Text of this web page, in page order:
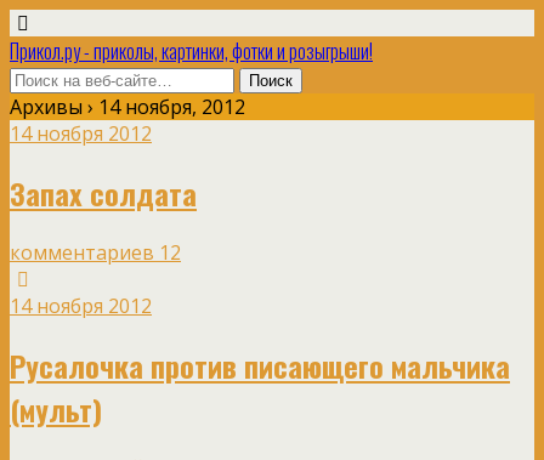
Прикол.ру - приколы, картинки, фотки и розыгрыши!
Архивы › 14 ноября, 2012
14 ноября 2012
Запах солдата
комментариев 12
14 ноября 2012
Русалочка против писающего мальчика
(мульт)